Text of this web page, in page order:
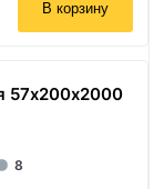
В корзину
57х200х2000
8